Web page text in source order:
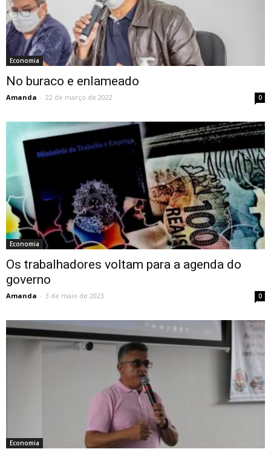
Economia
No buraco e enlameado
Amanda - 22 de março de 2022 0
Economia
Os trabalhadores voltam para a agenda do
governo
Amanda - 3 de maio de 2023 0
Economia